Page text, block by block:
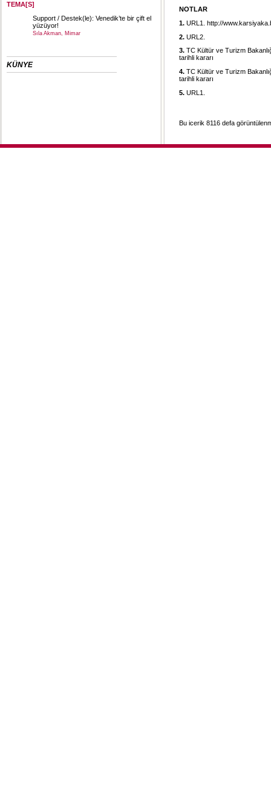
TEMA[S]
Support / Destek(le): Venedik’te bir çift el
yüzüyor!
Sıla Akman, Mimar
KÜNYE
NOTLAR
1. URL1. http://
2. URL2.
3. TC Kültür ve Turizm
tarihli kararı
4. TC Kültür ve Turizm
tarihli kararı
5. URL1.
Bu icerik 8116 defa